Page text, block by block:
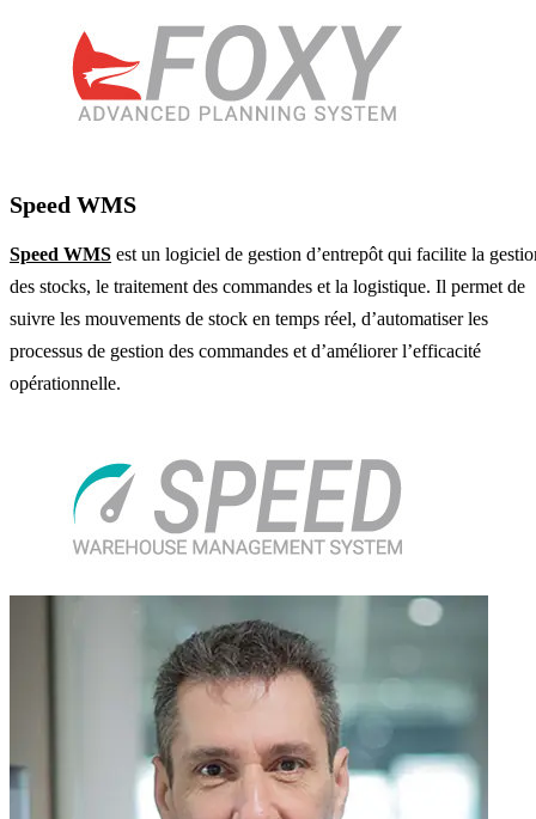
Speed WMS
Speed WMS est un logiciel de gestion d’entrepôt qui facilite la
des stocks, le traitement des commandes et la logistique. Il permet de
suivre les mouvements de stock en temps réel, d’automatiser les
processus de gestion des commandes et d’améliorer l’efficacité
opérationnelle.